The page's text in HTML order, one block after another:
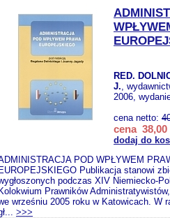
RED.
J.,
2006,
cena netto:
cena 38,00
dodaj do
POD WPŁYWEM
EUROPEJSKIEGO Publikacja stanowi
podczas XIV Niemiecko-
Kolokwium Prawników
wrześniu 2005 roku w Katowicach. W
>>>